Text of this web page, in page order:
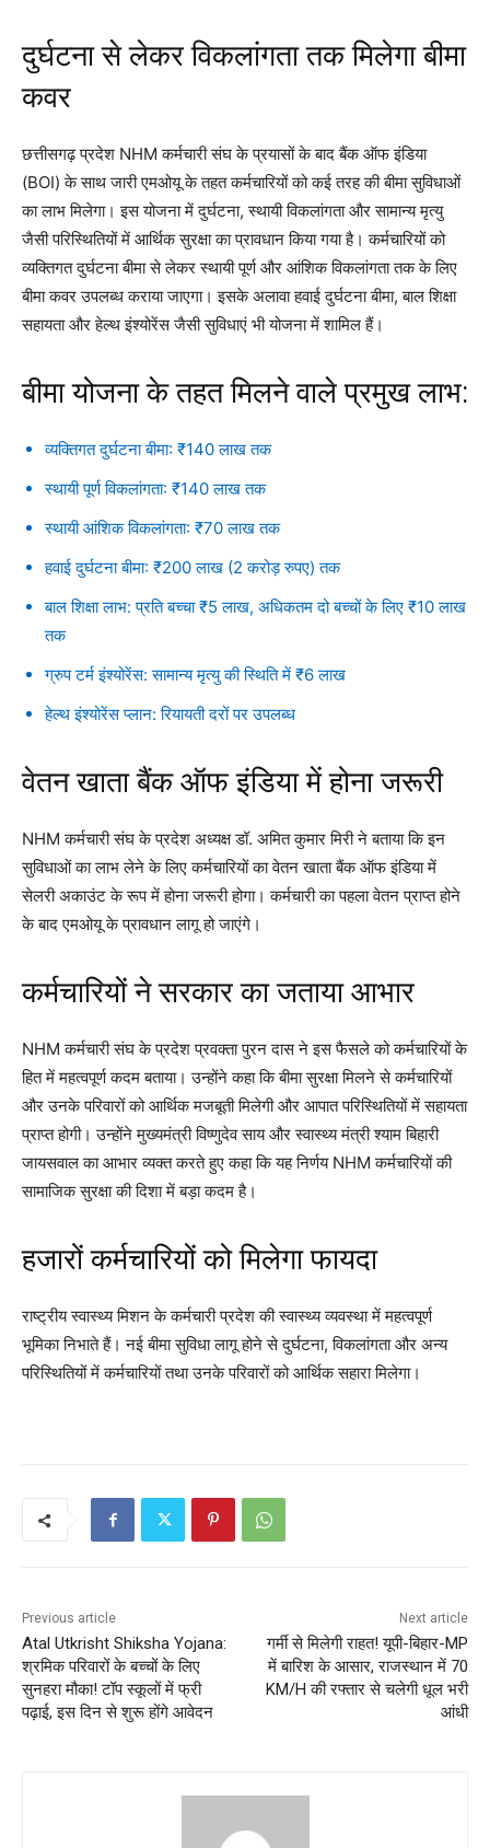
दुर्घटना से लेकर विकलांगता तक मिलेगा बीमा
कवर
छत्तीसगढ़ प्रदेश NHM कर्मचारी संघ के प्रयासों के बाद बैंक ऑफ इंडिया
(BOI) के साथ जारी एमओयू के तहत कर्मचारियों को कई तरह की बीमा सुविधाओं
का लाभ मिलेगा। इस योजना में दुर्घटना, स्थायी विकलांगता और सामान्य मृत्यु
जैसी परिस्थितियों में आर्थिक सुरक्षा का प्रावधान किया गया है। कर्मचारियों को
व्यक्तिगत दुर्घटना बीमा से लेकर स्थायी पूर्ण और आंशिक विकलांगता तक के लिए
बीमा कवर उपलब्ध कराया जाएगा। इसके अलावा हवाई दुर्घटना बीमा, बाल शिक्षा
सहायता और हेल्थ इंश्योरेंस जैसी सुविधाएं भी योजना में शामिल हैं।
बीमा योजना के तहत मिलने वाले प्रमुख लाभ:
व्यक्तिगत दुर्घटना बीमा: ₹140 लाख तक
स्थायी पूर्ण विकलांगता: ₹140 लाख तक
स्थायी आंशिक विकलांगता: ₹70 लाख तक
हवाई दुर्घटना बीमा: ₹200 लाख (2 करोड़ रुपए) तक
बाल शिक्षा लाभ: प्रति बच्चा ₹5 लाख, अधिकतम दो बच्चों के लिए ₹10 लाख
तक
ग्रुप टर्म इंश्योरेंस: सामान्य मृत्यु की स्थिति में ₹6 लाख
हेल्थ इंश्योरेंस प्लान: रियायती दरों पर उपलब्ध
वेतन खाता बैंक ऑफ इंडिया में होना जरूरी
NHM कर्मचारी संघ के प्रदेश अध्यक्ष डॉ. अमित कुमार मिरी ने बताया कि इन
सुविधाओं का लाभ लेने के लिए कर्मचारियों का वेतन खाता बैंक ऑफ इंडिया में
सेलरी अकाउंट के रूप में होना जरूरी होगा। कर्मचारी का पहला वेतन प्राप्त होने
के बाद एमओयू के प्रावधान लागू हो जाएंगे।
कर्मचारियों ने सरकार का जताया आभार
NHM कर्मचारी संघ के प्रदेश प्रवक्ता पुरन दास ने इस फैसले को कर्मचारियों के
हित में महत्वपूर्ण कदम बताया। उन्होंने कहा कि बीमा सुरक्षा मिलने से कर्मचारियों
और उनके परिवारों को आर्थिक मजबूती मिलेगी और आपात परिस्थितियों में सहायता
प्राप्त होगी। उन्होंने मुख्यमंत्री विष्णुदेव साय और स्वास्थ्य मंत्री श्याम बिहारी
जायसवाल का आभार व्यक्त करते हुए कहा कि यह निर्णय NHM कर्मचारियों की
सामाजिक सुरक्षा की दिशा में बड़ा कदम है।
हजारों कर्मचारियों को मिलेगा फायदा
राष्ट्रीय स्वास्थ्य मिशन के कर्मचारी प्रदेश की स्वास्थ्य व्यवस्था में महत्वपूर्ण
भूमिका निभाते हैं। नई बीमा सुविधा लागू होने से दुर्घटना, विकलांगता और अन्य
परिस्थितियों में कर्मचारियों तथा उनके परिवारों को आर्थिक सहारा मिलेगा।
Previous article
Atal Utkrisht Shiksha Yojana:
श्रमिक परिवारों के बच्चों के लिए
सुनहरा मौका! टॉप स्कूलों में फ्री
पढ़ाई, इस दिन से शुरू होंगे आवेदन
Next article
गर्मी से मिलेगी राहत! यूपी-बिहार-MP
में बारिश के आसार, राजस्थान में 70
KM/H की रफ्तार से चलेगी धूल भरी
आंधी